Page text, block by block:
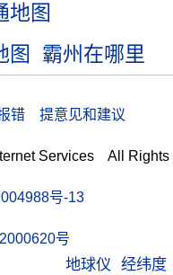
地球仪 经纬度
地图
图 霸州在哪里
错 提意见和建议
Services All Rights
号-13
号